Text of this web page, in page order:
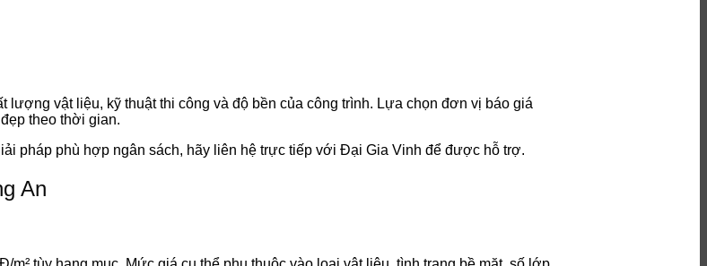
lượng vật liệu, kỹ thuật thi công và độ bền của công trình. Lựa chọn đơn vị báo giá
theo thời gian.
pháp phù hợp ngân sách, hãy liên hệ trực tiếp với Đại Gia Vinh để được hỗ trợ.
An